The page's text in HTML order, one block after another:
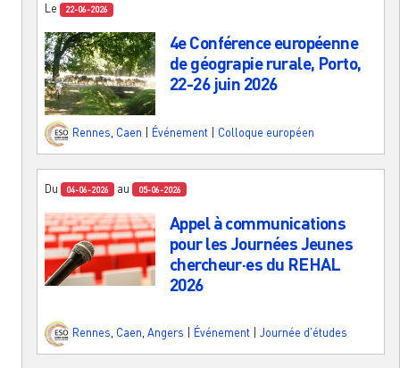
Le 22-06-2026
4e Conférence européenne
de géograpie rurale, Porto,
22-26 juin 2026
Rennes Caen Événement Colloque européen
Du 04-06-2026 au 05-06-2026
Appel à communications
pour les Journées Jeunes
chercheur·es du REHAL
2026
Rennes, Caen, Angers Événement Journée d'études